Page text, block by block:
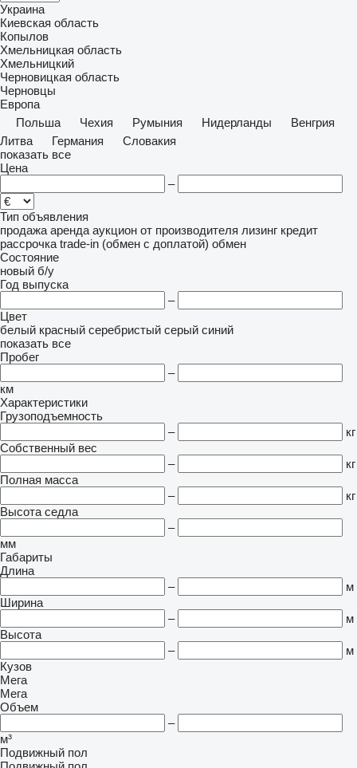
Украина
Киевская область
Копылов
Хмельницкая область
Хмельницкий
Черновицкая область
Черновцы
Европа
Польша
Чехия Румыния Нидерланды
Венгрия
Литва
Германия
Словакия
показать все
Цена
–
Тип объявления
продажа аренда аукцион от производителя лизинг кредит
рассрочка trade-in (обмен с доплатой) обмен
Состояние
новый б/у
Год выпуска
–
Цвет
белый красный серебристый серый синий
показать все
Пробег
–
км
Характеристики
Грузоподъемность
–
кг
Собственный вес
–
кг
Полная масса
–
кг
Высота седла
–
мм
Габариты
Длина
–
м
Ширина
–
м
Высота
–
м
Кузов
Мега
Мега
Объем
–
м³
Подвижный пол